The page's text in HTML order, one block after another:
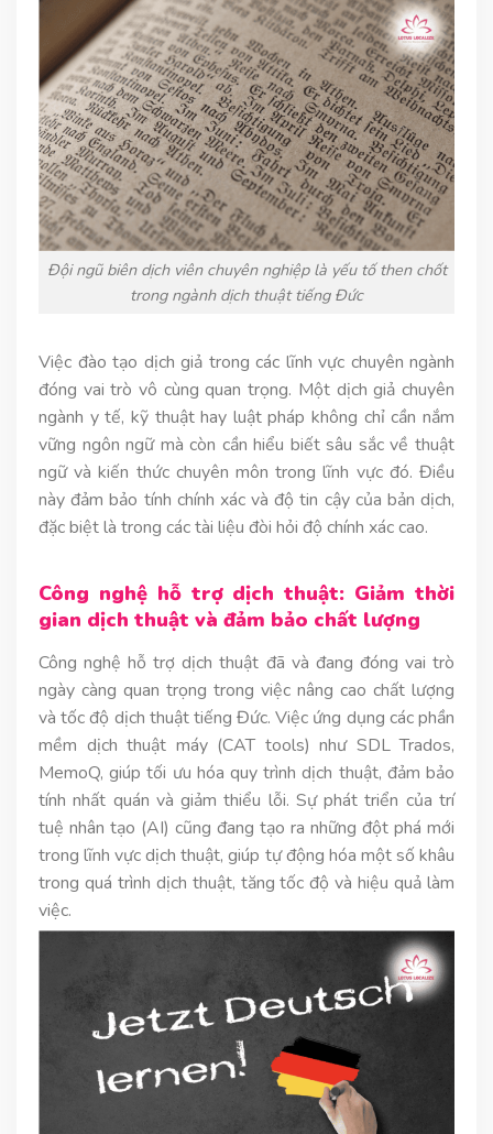
Đội ngũ biên dịch viên chuyên nghiệp là yếu tố then chốt
trong ngành dịch thuật tiếng Đức
Việc đào tạo dịch giả trong các lĩnh vực chuyên ngành
đóng vai trò vô cùng quan trọng. Một dịch giả chuyên
ngành y tế, kỹ thuật hay luật pháp không chỉ cần nắm
vững ngôn ngữ mà còn cần hiểu biết sâu sắc về thuật
ngữ và kiến thức chuyên môn trong lĩnh vực đó. Điều
này đảm bảo tính chính xác và độ tin cậy của bản dịch,
đặc biệt là trong các tài liệu đòi hỏi độ chính xác cao.
Công nghệ hỗ trợ dịch thuật: Giảm thời
gian dịch thuật và đảm bảo chất lượng
Công nghệ hỗ trợ dịch thuật đã và đang đóng vai trò
ngày càng quan trọng trong việc nâng cao chất lượng
và tốc độ dịch thuật tiếng Đức. Việc ứng dụng các phần
mềm dịch thuật máy (CAT tools) như SDL Trados,
MemoQ, giúp tối ưu hóa quy trình dịch thuật, đảm bảo
tính nhất quán và giảm thiểu lỗi. Sự phát triển của trí
tuệ nhân tạo (AI) cũng đang tạo ra những đột phá mới
trong lĩnh vực dịch thuật, giúp tự động hóa một số khâu
trong quá trình dịch thuật, tăng tốc độ và hiệu quả làm
việc.